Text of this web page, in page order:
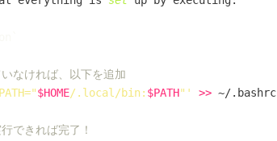
なければ、以下を追加
$HOME/.local/bin: $PATH"' >> ~/.bashrc
きれば完了！